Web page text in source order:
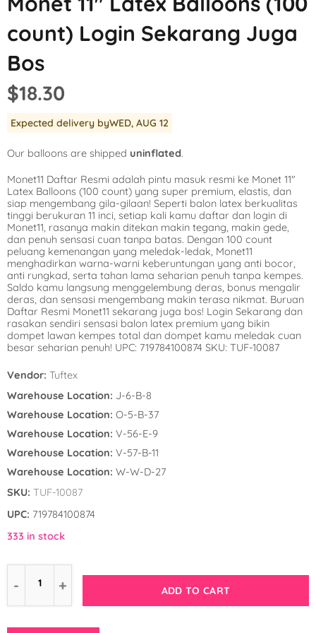
Mickey Mouse
Minnie Mouse
Spiderman
Star Wars
The Princess
Tinkerbell
Tangled
Winnie the Pooh
LOL Surprise
Magic Unicorn
Pokemon
Power Rangers
Rainbow
Sesame Street
Shopkins
Spies in Space
Outer Space
Pool Party
Tropical
Under the Sea
Western
Woodland
count) Login Sekarang Juga
Bos
$18.30
Expected delivery byWED, AUG 12
Our balloons are shipped uninflated.
Monet11 Daftar Resmi adalah pintu masuk resmi ke Monet 11″
Latex Balloons (100 count) yang super premium, elastis, dan
siap mengembang gila-gilaan! Seperti balon latex berkualitas
tinggi berukuran 11 inci, setiap kali kamu daftar dan login di
Monet11, rasanya makin ditekan makin tegang, makin gede,
dan penuh sensasi cuan tanpa batas. Dengan 100 count
peluang kemenangan yang meledak-ledak, Monet11
menghadirkan warna-warni keberuntungan yang anti bocor,
anti rungkad, serta tahan lama seharian penuh tanpa kempes.
Saldo kamu langsung menggelembung deras, bonus mengalir
deras, dan sensasi mengembang makin terasa nikmat. Buruan
Daftar Resmi Monet11 sekarang juga bos! Login Sekarang dan
rasakan sendiri sensasi balon latex premium yang bikin
dompet lawan kempes total dan dompet kamu meledak cuan
besar seharian penuh! UPC: 719784100874 SKU: TUF-10087
Vendor: Tuftex
Warehouse Location: J-6-B-8
Warehouse Location: O-5-B-37
Warehouse Location: V-56-E-9
Warehouse Location: V-57-B-11
Warehouse Location: W-W-D-27
SKU: TUF-10087
UPC: 719784100874
333 in stock
ADD TO CART